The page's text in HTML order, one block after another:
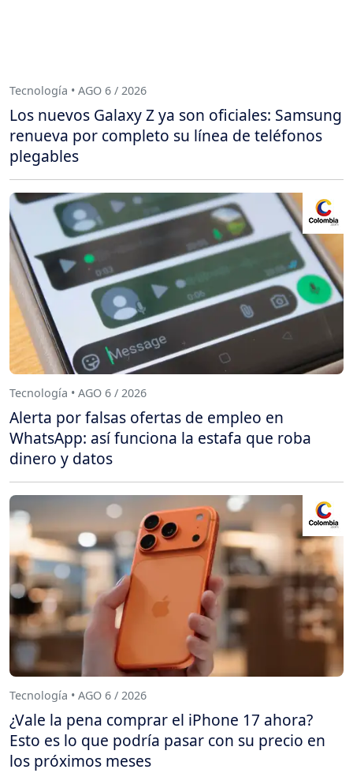
Tecnología • AGO 6 / 2026
Los nuevos Galaxy Z ya son oficiales: Samsung
renueva por completo su línea de teléfonos
plegables
Tecnología • AGO 6 / 2026
Alerta por falsas ofertas de empleo en
WhatsApp: así funciona la estafa que roba
dinero y datos
Tecnología • AGO 6 / 2026
¿Vale la pena comprar el iPhone 17 ahora?
Esto es lo que podría pasar con su precio en
los próximos meses